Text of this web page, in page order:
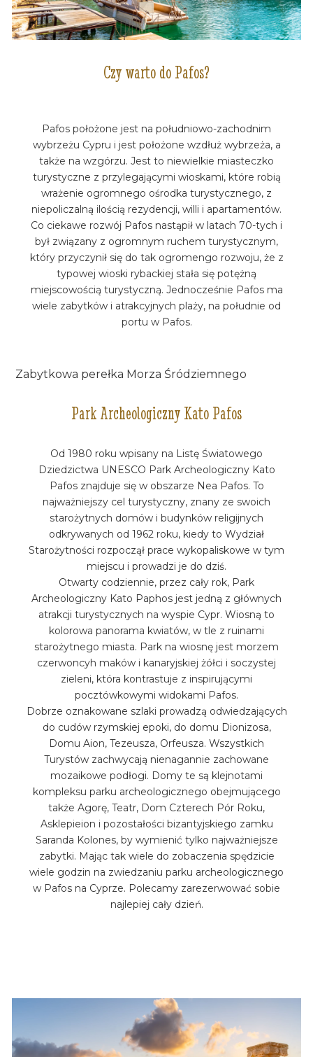
Czy warto do Pafos?
Pafos położone jest na południowo-zachodnim
wybrzeżu Cypru i jest położone wzdłuż wybrzeża, a
także na wzgórzu. Jest to niewielkie miasteczko
turystyczne z przylegającymi wioskami, które robią
wrażenie ogromnego ośrodka turystycznego, z
niepoliczalną ilością rezydencji, willi i apartamentów.
Co ciekawe rozwój Pafos nastąpił w latach 70-tych i
był związany z ogromnym ruchem turystycznym,
który przyczynił się do tak ogromengo rozwoju, że z
typowej wioski rybackiej stała się potężną
miejscowością turystyczną. Jednocześnie Pafos ma
wiele zabytków i atrakcyjnych plaży, na południe od
portu w Pafos.
Zabytkowa perełka Morza Śródziemnego
Park Archeologiczny Kato Pafos
Od 1980 roku wpisany na Listę Światowego
Dziedzictwa UNESCO Park Archeologiczny Kato
Pafos znajduje się w obszarze Nea Pafos. To
najważniejszy cel turystyczny, znany ze swoich
starożytnych domów i budynków religijnych
odkrywanych od 1962 roku, kiedy to Wydział
Starożytności rozpoczął prace wykopaliskowe w tym
miejscu i prowadzi je do dziś.
Otwarty codziennie, przez cały rok, Park
Archeologiczny Kato Paphos jest jedną z głównych
atrakcji turystycznych na wyspie Cypr. Wiosną to
kolorowa panorama kwiatów, w tle z ruinami
starożytnego miasta. Park na wiosnę jest morzem
czerwoncyh maków i kanaryjskiej żółci i soczystej
zieleni, która kontrastuje z inspirującymi
pocztówkowymi widokami Pafos.
Dobrze oznakowane szlaki prowadzą odwiedzających
do cudów rzymskiej epoki, do domu Dionizosa,
Domu Aion, Tezeusza, Orfeusza. Wszystkich
Turystów zachwycają nienagannie zachowane
mozaikowe podłogi. Domy te są klejnotami
kompleksu parku archeologicznego obejmującego
także Agorę, Teatr, Dom Czterech Pór Roku,
Asklepieion i pozostałości bizantyjskiego zamku
Saranda Kolones, by wymienić tylko najważniejsze
zabytki. Mając tak wiele do zobaczenia spędzicie
wiele godzin na zwiedzaniu parku archeologicznego
w Pafos na Cyprze. Polecamy zarezerwować sobie
najlepiej cały dzień.